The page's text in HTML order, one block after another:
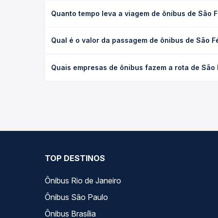
Quanto tempo leva a viagem de ônibus de São
(convencional, executivo ou leito) e as condições
Qual é o valor da passagem de ônibus de São
tipo de poltrona e a antecedência da compra. Na
Quais empresas de ônibus fazem a rota de
TOP DESTINOS
Ônibus Rio de Janeiro
Ônibus São Paulo
Ônibus Brasília